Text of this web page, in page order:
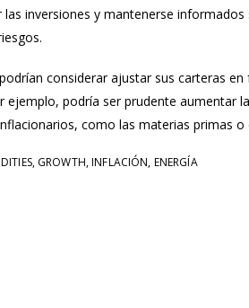
las inversiones y mantenerse
considerar ajustar sus carteras
ejemplo, podría ser prudente aumentar
como las materias primas o
, GROWTH,INFLACIÓN, ENERGÍA